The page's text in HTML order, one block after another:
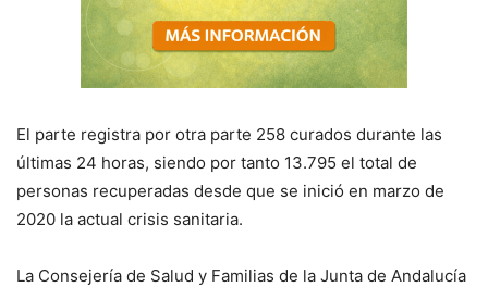
El parte registra por otra parte 258 curados durante las
últimas 24 horas, siendo por tanto 13.795 el total de
personas recuperadas desde que se inició en marzo de
2020 la actual crisis sanitaria.
La Consejería de Salud y Familias de la Junta de Andalucía